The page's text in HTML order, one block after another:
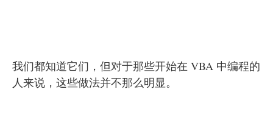
我们都知道它们，但对于那些开始在 VBA 中编程的
人来说，这些做法并不那么明显。